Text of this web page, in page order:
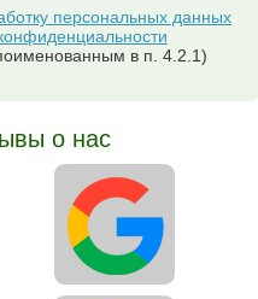
персональных данных
в п. 4.2.1)
о нас